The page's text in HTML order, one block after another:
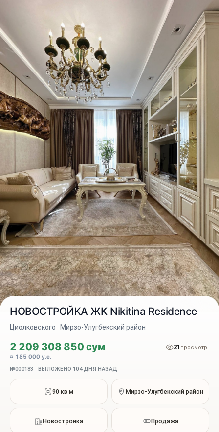
2 / 9
НОВОСТРОЙКА ЖК Nikitina Residence
Циолковского · Мирзо-Улугбекский район
2 209 308 850 сум
≈ 185 000 у.е.
21 просмотр
№000183 · ВЫЛОЖЕНО 104 ДНЯ НАЗАД
90 кв м Мирзо-Улугбекский район
Новостройка Продажа